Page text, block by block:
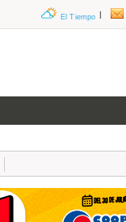
|
El Tiempo